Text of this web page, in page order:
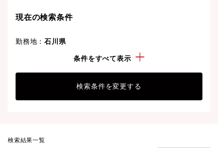
現在の検索条件
勤務地：石川県
物流システム
条件をすべて表示
検索条件を変更する
検索結果一覧